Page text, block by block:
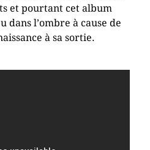
et pourtant cet album
dans l’ombre à cause de
à sa sortie.